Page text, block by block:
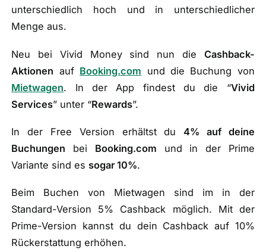
unterschiedlich hoch und in unterschiedlicher
Menge aus.
Neu bei Vivid Money sind nun die Cashback-
Aktionen auf Booking.com und die Buchung von
Mietwagen. In der App findest du die “Vivid
Services” unter “Rewards”.
In der Free Version erhältst du4% auf deine
Buchungen bei Booking.com und in der Prime
Variante sind es sogar 10%.
Beim Buchen von Mietwagen sind im in der
Standard-Version 5% Cashback möglich. Mit der
Prime-Version kannst du dein Cashback auf 10%
Rückerstattung erhöhen.